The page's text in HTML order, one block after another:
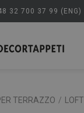
32 700 37 99 (ENG)
TERRAZZO / LOFT